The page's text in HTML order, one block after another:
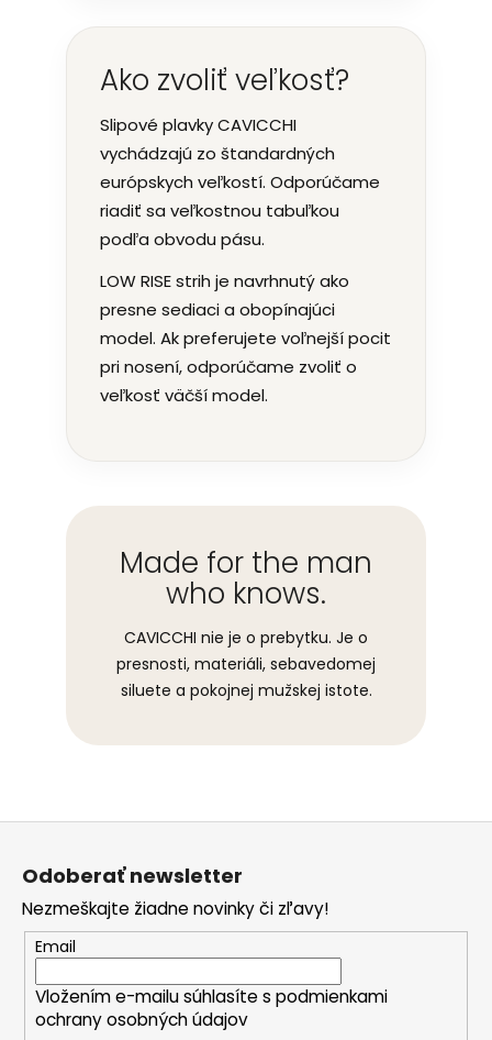
Ako zvoliť veľkosť?
Slipové plavky CAVICCHI
vychádzajú zo štandardných
európskych veľkostí. Odporúčame
riadiť sa veľkostnou tabuľkou
podľa obvodu pásu.
LOW RISE strih je navrhnutý ako
presne sediaci a obopínajúci
model. Ak preferujete voľnejší pocit
pri nosení, odporúčame zvoliť o
veľkosť väčší model.
Made for the man
who knows.
CAVICCHI nie je o prebytku. Je o
presnosti, materiáli, sebavedomej
siluete a pokojnej mužskej istote.
Z
Odoberať newsletter
Nezmeškajte žiadne novinky či zľavy!
Email
Vložením e-mailu súhlasíte s podmienkami
ochrany osobných údajov